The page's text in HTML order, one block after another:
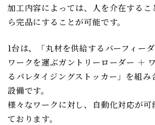
加工内容によっては、人を介在するこ
ら完品にすることが可能です。
1台は、「丸材を供給するバーフィー
ワークを運ぶガントリーローダー ＋
るパレタイジングストッカー」を組み
設備です。
様々なワークに対し、自動化対応が可
ております。